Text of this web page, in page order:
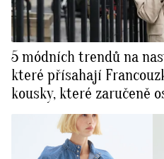
5 módních trendů na
které přísahají
kousky, které zaručeně